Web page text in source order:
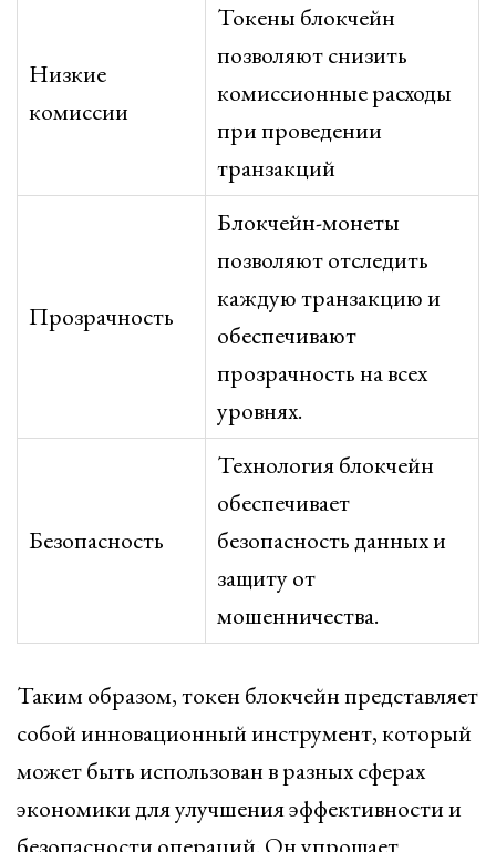
Низкие
комиссии
Токены блокчейн
позволяют снизить
комиссионные расходы
при проведении
транзакций
Прозрачность
Блокчейн-монеты
позволяют отследить
каждую транзакцию и
обеспечивают
прозрачность на всех
уровнях.
Безопасность
Технология блокчейн
обеспечивает
безопасность данных и
защиту от
мошенничества.
Таким образом, токен блокчейн представляет
собой инновационный инструмент, который
может быть использован в разных сферах
экономики для улучшения эффективности и